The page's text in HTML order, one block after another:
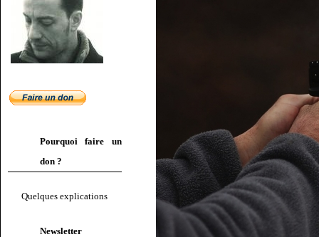
Pourquoi faire un
don ?
Quelques explications
Newsletter